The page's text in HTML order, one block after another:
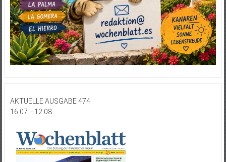
AKTUELLE AUSGABE 474
16.07. - 12.08.